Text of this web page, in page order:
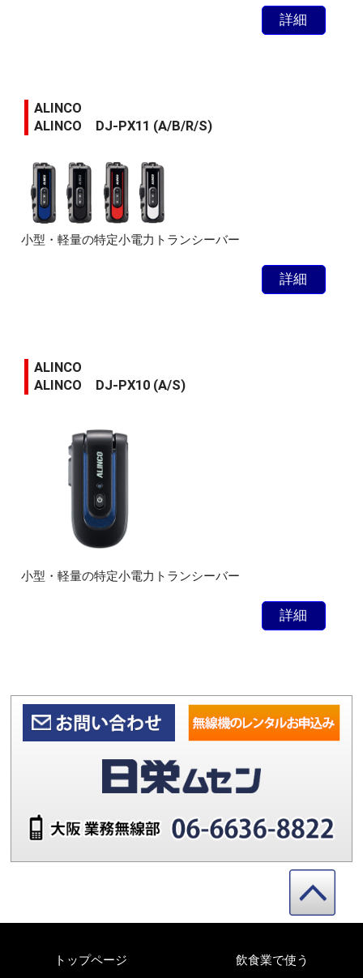
詳細
ALINCO
ALINCO DJ-PX11 (A/B/R/S)
小型・軽量の特定小電力トランシーバー
詳細
ALINCO
ALINCO DJ-PX10 (A/S)
小型・軽量の特定小電力トランシーバー
詳細
トップページ 飲食業で使う